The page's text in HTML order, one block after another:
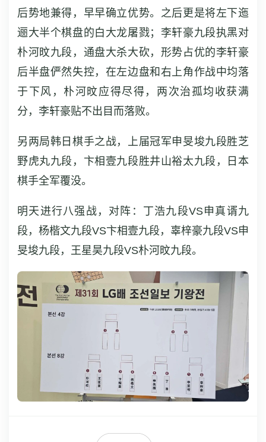
后势地兼得，早早确立优势。之后更是将左下迤
逦大半个棋盘的白大龙屠戮；李轩豪九段执黑对
朴河旼九段，通盘大杀大砍，形势占优的李轩豪
后半盘俨然失控，在左边盘和右上角作战中均落
于下风，朴河旼应得尽得，两次治孤均收获满
分，李轩豪贴不出目而落败。
另两局韩日棋手之战，上届冠军申旻埈九段胜芝
野虎丸九段，卞相壹九段胜井山裕太九段，日本
棋手全军覆没。
明天进行八强战，对阵：丁浩九段VS申真谞九
段，杨楷文九段VS卞相壹九段，辜梓豪九段VS申
旻埈九段，王星昊九段VS朴河旼九段。